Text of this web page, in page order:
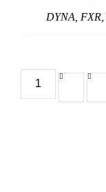
DYNA FXR